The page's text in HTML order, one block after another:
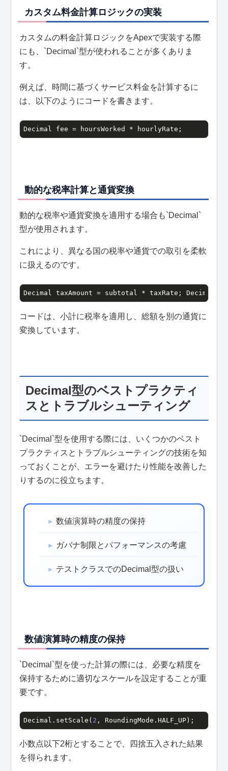
カスタム料金計算ロジックの実装
カスタムの料金計算ロジックをApexで実装する際
にも、`Decimal`型が使われることが多くありま
す。
例えば、時間に基づくサービス料金を計算するに
は、以下のようにコードを書きます。
Decimal fee = hoursWorked * hourlyRate;
動的な税率計算と通貨変換
動的な税率や通貨変換を適用する場合も`Decimal`
型が使用されます。
これにより、異なる国の税率や通貨での取引を柔軟
に扱えるのです。
Decimal taxAmount = subtotal * taxRate; Decimal
コードは、小計に税率を適用し、総額を別の通貨に
変換しています。
Decimal型のベストプラクティ
スとトラブルシューティング
`Decimal`型を使用する際には、いくつかのベスト
プラクティスとトラブルシューティングの技術を知
っておくことが、エラーを避けたり性能を改善した
りするのに役立ちます。
数値演算時の精度の保持
ガバナ制限とパフォーマンスの考慮
テストクラスでのDecimal型の扱い
数値演算時の精度の保持
`Decimal`型を使った計算の際には、必要な精度を
保持するために適切なスケールを設定することが重
要です。
Decimal.setScale( 2 , RoundingMode.HALF_UP);
小数点以下2桁とすることで、四捨五入された結果
を得られます。